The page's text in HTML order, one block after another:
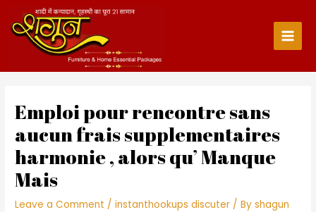
content
Main
Emploi pour rencontre sans
aucun frais supplementaires
harmonie , alors qu’ Manque
Mais
Leave a Comment /instanthookups discuter / Byshagun